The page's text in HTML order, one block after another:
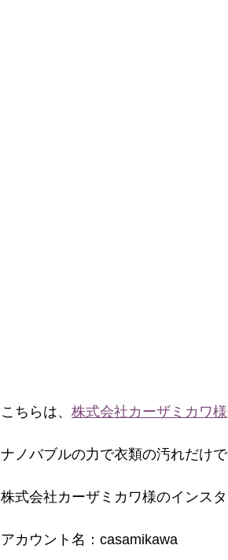
こちらは、 株式会社カーザミカワ様
ナノバブルの力で衣類の汚れだけ
株式会社カーザミカワ様のインス
アカウント名：casamikawa